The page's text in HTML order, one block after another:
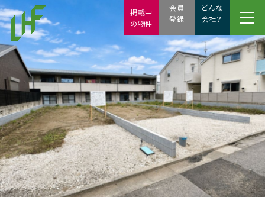
会員
登録
どんな
会社？
掲載中
の物件